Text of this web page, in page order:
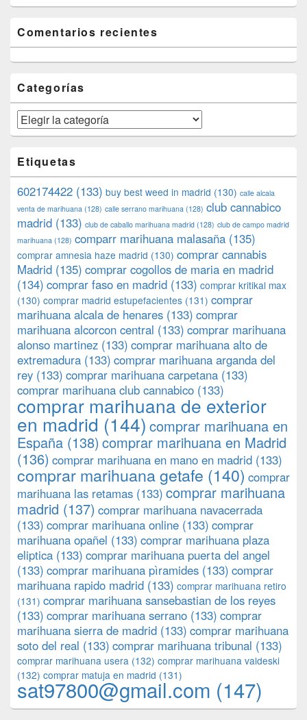
Comentarios recientes
Categorías
Categorías
Etiquetas
602174422 (133) buy best weed in madrid (130) calle alcala
venta de marihuana (128) calle serrano marihuana (128) club cannabico
madrid (133) club de caballo marihuana madrid (128) club de campo madrid
marihuana (128) comparr marihuana malasaña (135)
comprar amnesia haze madrid (130) comprar cannabis
Madrid (135) comprar cogollos de maria en madrid
(134) comprar faso en madrid (133) comprar kritikal max
(130) comprar madrid estupefacientes (131) comprar
marihuana alcala de henares (133) comprar
marihuana alcorcon central (133) comprar marihuana
alonso martinez (133) comprar marihuana alto de
extremadura (133) comprar marihuana arganda del
rey (133) comprar marihuana carpetana (133)
comprar marihuana club cannabico (133)
comprar marihuana de exterior
en madrid (144) comprar marihuana en
España (138) comprar marihuana en Madrid
(136) comprar marihuana en mano en madrid (133)
comprar marihuana getafe (140) comprar
marihuana las retamas (133) comprar marihuana
madrid (137) comprar marihuana navacerrada
(133) comprar marihuana online (133) comprar
marihuana opañel (133) comprar marihuana plaza
eliptica (133) comprar marihuana puerta del angel
(133) comprar marihuana pìramides (133) comprar
marihuana rapido madrid (133) comprar marihuana retiro
(131) comprar marihuana sansebastian de los reyes
(133) comprar marihuana serrano (133) comprar
marihuana sierra de madrid (133) comprar marihuana
soto del real (133) comprar marihuana tribunal (133)
comprar marihuana usera (132) comprar marihuana valdeski
(132) comprar matuja en madrid (131)
sat97800@gmail.com (147)